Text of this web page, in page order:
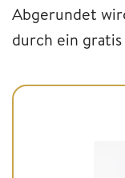
Abgerundet
durch ein